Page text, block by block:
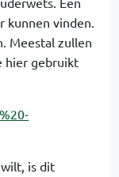
kunnen vinden.
Meestal zullen
hier gebruikt
is dit